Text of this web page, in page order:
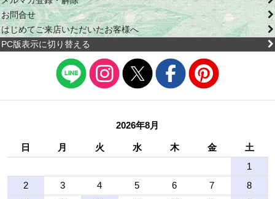
お問合せ
はじめてご来店いただいたお客様へ
PC版表示に切り替える
2026年8月
日 月 火 水 木 金
土
1
2
3 4 5 6 7
8